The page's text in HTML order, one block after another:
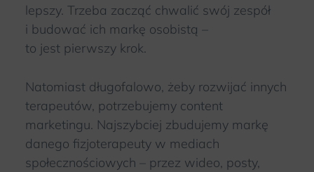
lepszy. Trzeba zacząć chwalić swój zespół
i budować ich markę osobistą –
to jest pierwszy krok.
Natomiast długofalowo, żeby rozwijać innych
terapeutów, potrzebujemy content
marketingu. Najszybciej zbudujemy markę
danego fizjoterapeuty w mediach
społecznościowych – przez wideo, posty,